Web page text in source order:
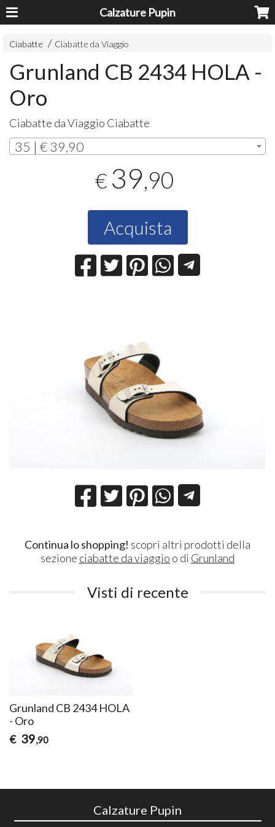
Calzature Pupin
Ciabatte Ciabatte da Viaggio
Grunland CB 2434 HOLA -
Oro
Ciabatte da Viaggio Ciabatte
35 | € 39,90
€ 39,90
Acquista
Continua lo shopping! scopri altri prodotti della
sezione ciabatte da viaggio o di Grunland
Visti di recente
Grunland CB 2434 HOLA
- Oro
€ 39,90
Calzature Pupin